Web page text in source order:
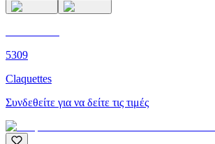
5309
Claquettes
Συνδεθείτε για να δείτε τις τιμές